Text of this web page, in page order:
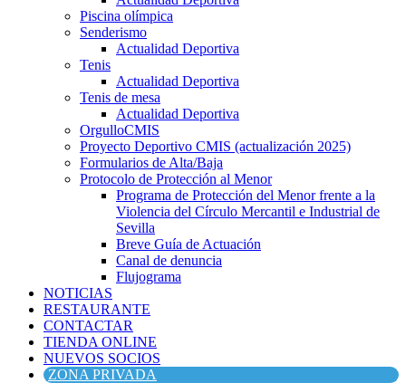
Piscina olímpica
Senderismo
Actualidad Deportiva
Tenis
Actualidad Deportiva
Tenis de mesa
Actualidad Deportiva
OrgulloCMIS
Proyecto Deportivo CMIS (actualización 2025)
Formularios de Alta/Baja
Protocolo de Protección al Menor
Programa de Protección del Menor frente a la
Violencia del Círculo Mercantil e Industrial de
Sevilla
Breve Guía de Actuación
Canal de denuncia
Flujograma
NOTICIAS
RESTAURANTE
CONTACTAR
TIENDA ONLINE
NUEVOS SOCIOS
ZONA PRIVADA